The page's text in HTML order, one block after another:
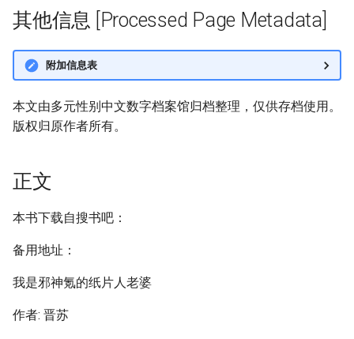
其他信息 [Processed Page Metadata]
附加信息表
本文由多元性别中文数字档案馆归档整理，仅供存档使用。
版权归原作者所有。
正文
本书下载自搜书吧：
备用地址：
我是邪神氪的纸片人老婆
作者: 晋苏